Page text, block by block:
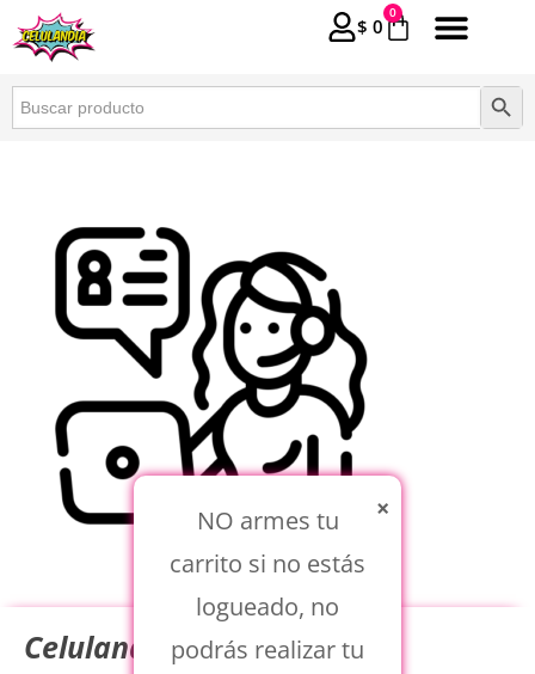
$ 0
0
Buscar: Botón
Celulandia
×
NO armes tu
carrito si no estás
logueado, no
podrás realizar tu